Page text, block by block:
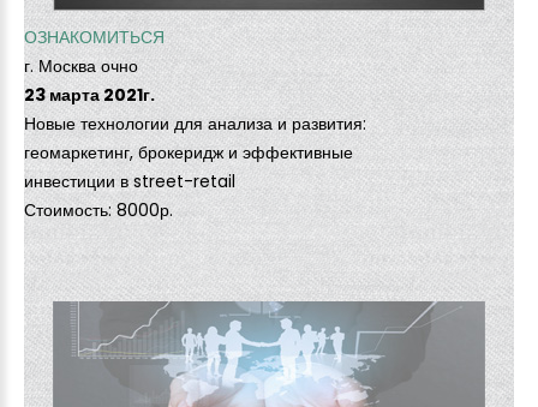
ОЗНАКОМИТЬСЯ
г. Москва очно
23 марта 2021г.
Новые технологии для анализа и развития:
геомаркетинг, брокеридж и эффективные
инвестиции в street-retail
Стоимость: 8000р.